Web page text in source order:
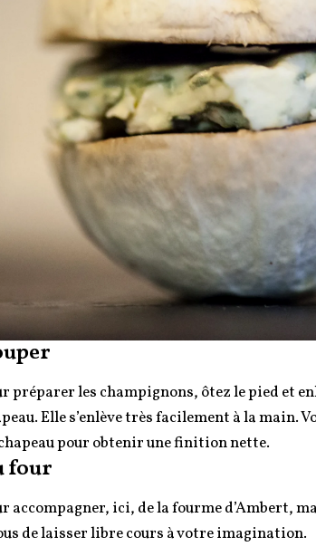
préparer les champignons, ôtez le pied et
Elle s’enlève très facilement à la main.
pour obtenir une finition nette.
four
accompagner, ici, de la fourme d’Ambert,
de laisser libre cours à votre imagination.